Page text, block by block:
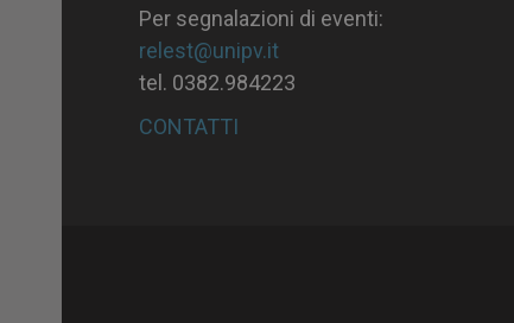
Per segnalazioni di eventi:
relest@unipv.it
tel. 0382.984223
CONTATTI